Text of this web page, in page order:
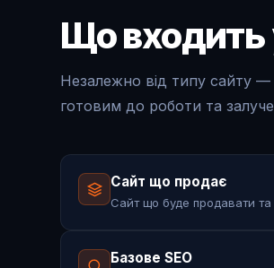
Що входить
Незалежно від типу сайту
готовим до роботи та
Сайт що продає
Сайт що буде продавати та
Базове SEO